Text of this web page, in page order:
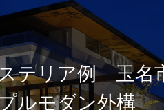
ステリア例 熊本
和モダン外構